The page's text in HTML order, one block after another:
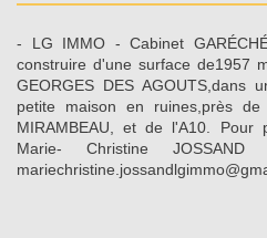
- LG IMMO - Cabinet
construire d'une surface de1957
GEORGES DES AGOUTS,dans
petite maison en ruines,près
MIRAMBEAU, et de l'A10. Pour
Marie- Christine